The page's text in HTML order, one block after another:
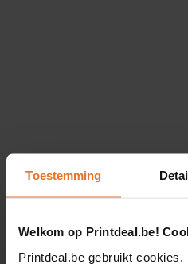
Toestemming
Welkom op Printdeal.be!
Printdeal.be gebruikt cookies.